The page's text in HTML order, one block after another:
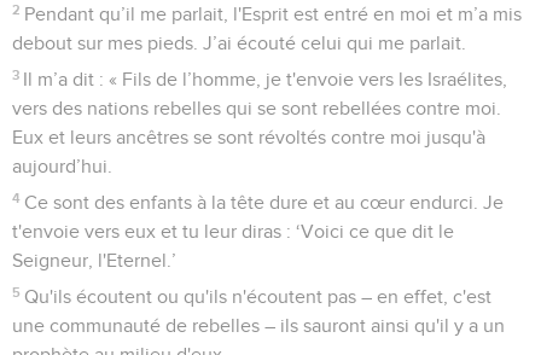
2 Pendant qu’il me parlait, l'Esprit est entré en moi et m’a mis
debout sur mes pieds. J’ai écouté celui qui me parlait.
3 Il m’a dit : « Fils de l’homme, je t'envoie vers les Israélites,
vers des nations rebelles qui se sont rebellées contre moi.
Eux et leurs ancêtres se sont révoltés contre moi jusqu'à
aujourd’hui.
4 Ce sont des enfants à la tête dure et au cœur endurci. Je
t'envoie vers eux et tu leur diras : ‘Voici ce que dit le
Seigneur, l'Eternel.’
5 Qu'ils écoutent ou qu'ils n'écoutent pas – en effet, c'est
une communauté de rebelles – ils sauront ainsi qu'il y a un